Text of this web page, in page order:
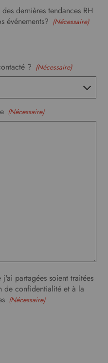
dernières tendances RH
événements? (Nécessaire)
? (Nécessaire)
(Nécessaire)
partagées soient traitées
de confidentialité et à la
(Nécessaire)